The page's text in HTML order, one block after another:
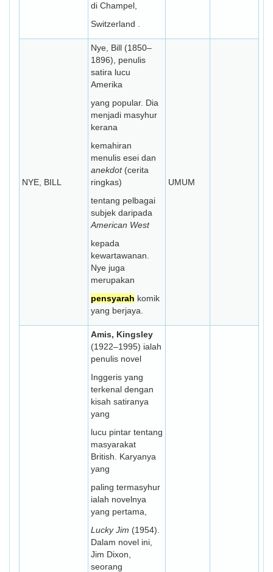
di Champel,
Switzerland .
NYE, BILL
Nye, Bill (1850–
1896), penulis
satira lucu
Amerika
yang popular. Dia
menjadi masyhur
kerana
kemahiran
menulis esei dan
anekdot (cerita
ringkas)
tentang pelbagai
subjek daripada
American West
kepada
kewartawanan.
Nye juga
merupakan
pensyarah komik
yang berjaya.
UMUM
Amis, Kingsley
(1922–1995) ialah
penulis novel
Inggeris yang
terkenal dengan
kisah satiranya
yang
lucu pintar tentang
masyarakat
British. Karyanya
yang
paling termasyhur
ialah novelnya
yang pertama,
Lucky Jim (1954).
Dalam novel ini,
Jim Dixon,
seorang